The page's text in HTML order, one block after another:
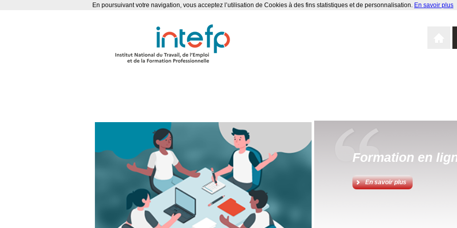
En poursuivant votre navigation, vous acceptez l’utilisation de Cookies à des fins statistiques et de personnalisation. En savoir plus
Formation en
En savoir plus
Une nouvelle
l'instruction